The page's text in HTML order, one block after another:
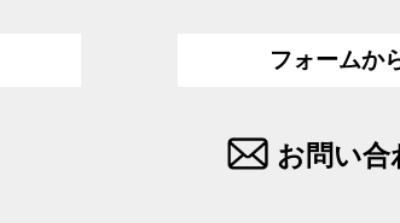
フォームか
お問い合